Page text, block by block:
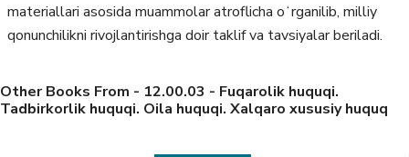
materiallari asosida muammolar atroflicha oʻrganilib, milliy
qonunchilikni rivojlantirishga doir taklif va tavsiyalar beriladi.
Other Books From - 12.00.03 - Fuqarolik huquqi.
Tadbirkorlik huquqi. Oila huquqi. Xalqaro xususiy huquq